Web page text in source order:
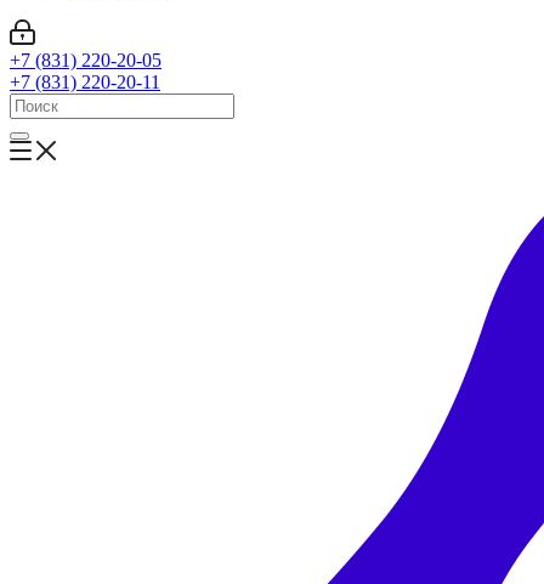
+7 (831) 220-20-05
+7 (831) 220-20-11